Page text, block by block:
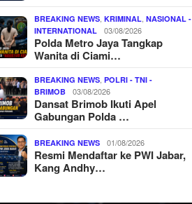
BREAKING NEWS ,KRIMINAL ,NASIONAL -
INTERNATIONAL
03/08/2026
Polda Metro Jaya Tangkap
Wanita di Ciami…
BREAKING NEWS ,POLRI - TNI -
BRIMOB
03/08/2026
Dansat Brimob Ikuti Apel
Gabungan Polda …
BREAKING NEWS 01/08/2026
Resmi Mendaftar ke PWI Jabar,
Kang Andhy…